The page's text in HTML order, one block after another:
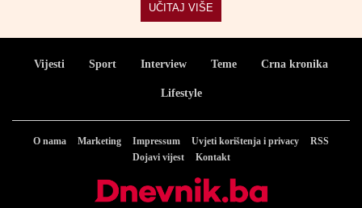
UČITAJ VIŠE
Vijesti Sport Interview Teme Crna kronika
Lifestyle
O nama Marketing Impressum Uvjeti korištenja i privacy
RSS
Dojavi vijest
Kontakt